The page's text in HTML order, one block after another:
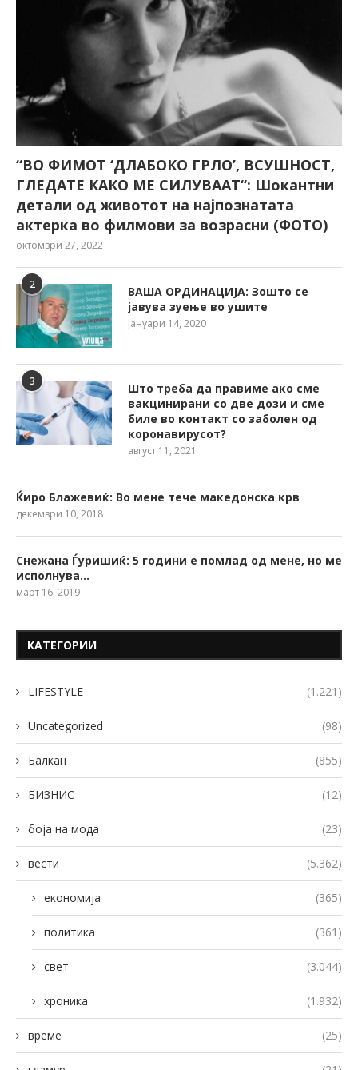
“ВО ФИМОТ ‘ДЛАБОКО ГРЛО’, ВСУШНОСТ,
ГЛЕДАТЕ КАКО МЕ СИЛУВААТ“: Шокантни
детали од животот на најпознатата
актерка во филмови за возрасни (ФОТО)
октомври 27, 2022
2
ВАША ОРДИНАЦИЈА: Зошто се
јавува зуење во ушите
јануари 14, 2020
3
Што треба да правиме ако сме
вакцинирани со две дози и сме
биле во контакт со заболен од
коронавирусот?
август 11, 2021
Ќиро Блажевиќ: Во мене тече македонска крв
декември 10, 2018
Снежана Ѓуришиќ: 5 години е помлад од мене, но ме
исполнува…
март 16, 2019
КАТЕГОРИИ
LIFESTYLE (1.221)
Uncategorized (98)
Балкан (855)
БИЗНИС (12)
боја на мода (23)
вести (5.362)
економија (365)
политика (361)
свет (3.044)
хроника (1.932)
време (25)